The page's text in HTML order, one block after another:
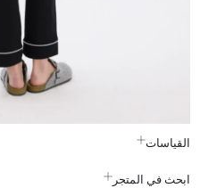
القياسات
ابحث في المتجر